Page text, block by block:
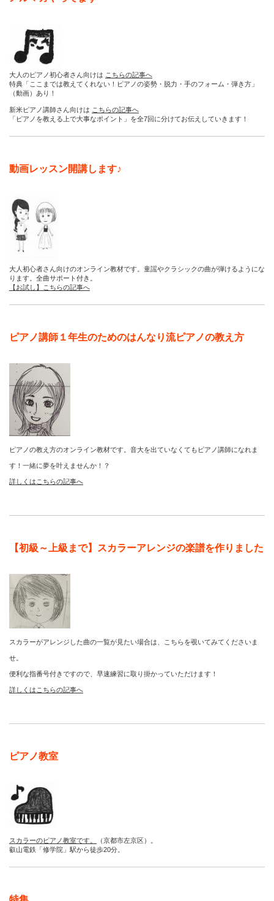
大人のピアノ初心者さん向けは こちらの記事へ
特典「ここまでは教えてくれない！ピアノの姿勢・脱力・手のフォーム・弾き方」
（動画）あり！
新米ピアノ講師さん向けは こちらの記事へ
「ピアノを教える上で大事なポイント」を全7回に分けてお伝えしていきます！
動画レッスン開講します♪
大人初心者さん向けのオンライン教材です。童謡やクラシックの曲が弾けるようにな
ります。全曲サポート付き。
【お試し】こちらの記事へ
ピアノ講師１年生のためのはんなり流ピアノの教え方
ピアノの教え方のオンライン教材です。音大を出ていなくてもピアノ講師になれま
す！一緒に夢を叶えませんか！？
詳しくはこちらの記事へ
【初級～上級まで】スカラーアレンジの楽譜を作りました
スカラーがアレンジした曲の一覧が見たい場合は、こちらを覗いてみてくださいま
せ。
便利な指番号付きですので、早速練習に取り掛かっていただけます！
詳しくはこちらの記事へ
ピアノ教室
スカラーのピアノ教室です。
（京都市左京区）。
叡山電鉄「修学院」駅から徒歩20分。